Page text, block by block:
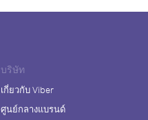
บริษัท
เกี่ยวกับ Viber
ศูนย์กลางแบรนด์